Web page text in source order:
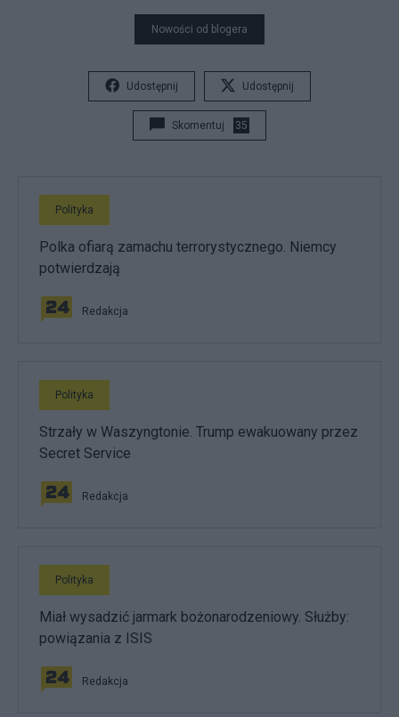
Nowości od blogera
Udostępnij Udostępnij
Skomentuj 35
Polityka
Polka ofiarą zamachu terrorystycznego. Niemcy
potwierdzają
Redakcja
Polityka
Strzały w Waszyngtonie. Trump ewakuowany przez
Secret Service
Redakcja
Polityka
Miał wysadzić jarmark bożonarodzeniowy. Służby:
powiązania z ISIS
Redakcja